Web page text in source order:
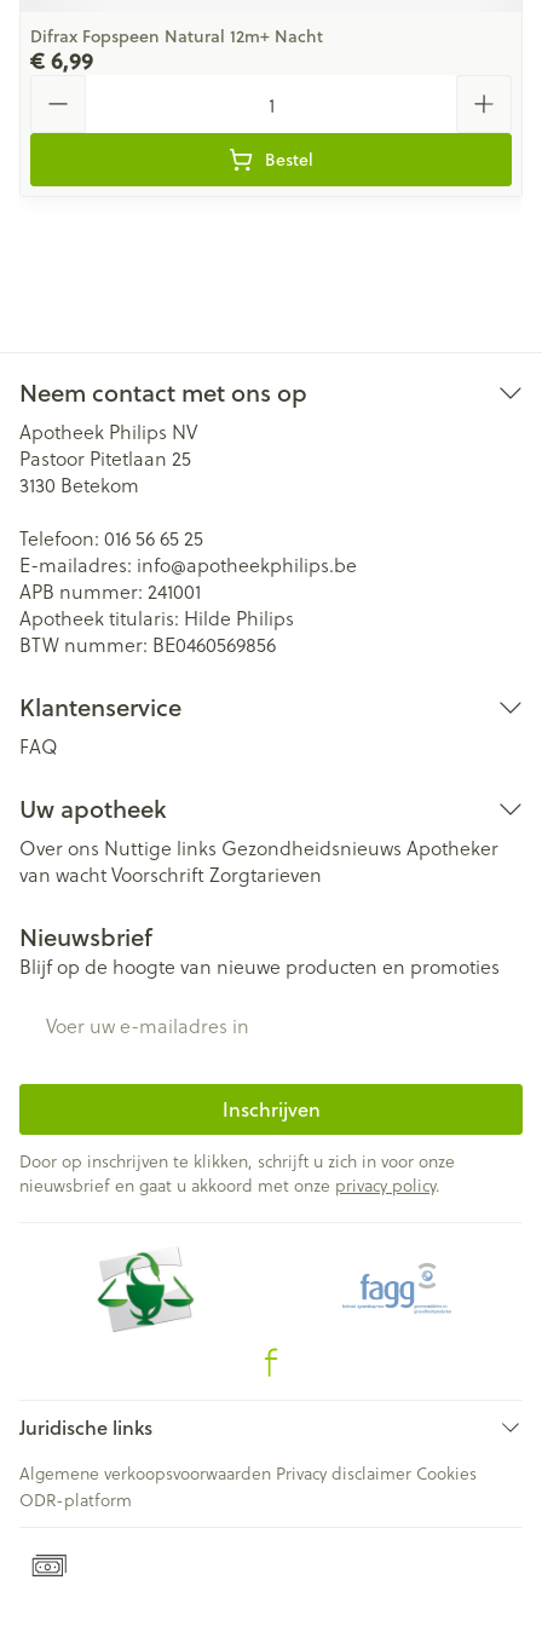
Difrax Fopspeen Natural 12m+ Nacht
€ 6,99
Bestel
Neem contact met ons op
Apotheek Philips NV
Pastoor Pitetlaan 25
3130 Betekom
Telefoon: 016 56 65 25
E-mailadres: info@apotheekphilips.be
APB nummer: 241001
Apotheek titularis: Hilde Philips
BTW nummer: BE0460569856
Klantenservice
FAQ
Uw apotheek
Over ons Nuttige links Gezondheidsnieuws Apotheker
van wachtVoorschriftZorgtarieven
Nieuwsbrief
Blijf op de hoogte van nieuwe producten en promoties
Inschrijven
Door op inschrijven te klikken, schrijft u zich in voor onze
nieuwsbrief en gaat u akkoord met onze privacy policy.
Juridische links
Algemene verkoopsvoorwaarden Privacy disclaimer Cookies
ODR-platform